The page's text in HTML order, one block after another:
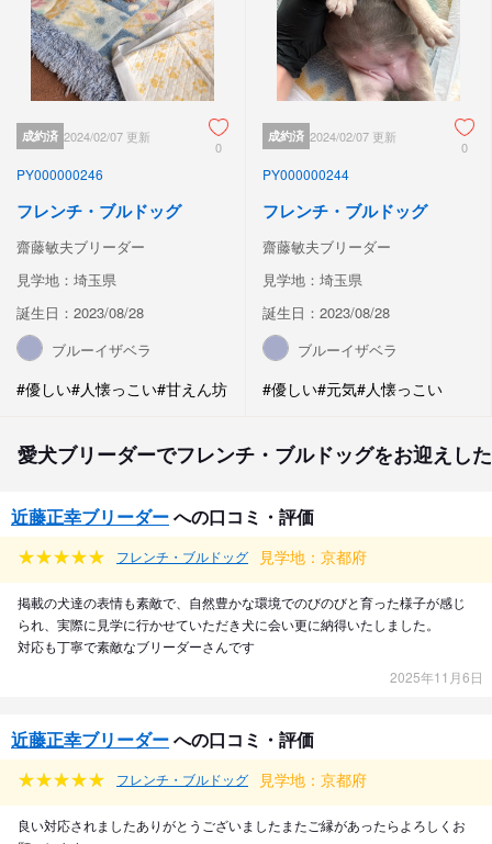
成約済 2024/02/07 更新
0
PY000000246
フレンチ・ブルドッグ
齋藤敏夫ブリーダー
見学地：埼玉県
誕生日：2023/08/28
ブルーイザベラ
#優しい#人懐っこい#甘えん坊
成約済 2024/02/07 更新
0
PY000000244
フレンチ・ブルドッグ
齋藤敏夫ブリーダー
見学地：埼玉県
誕生日：2023/08/28
ブルーイザベラ
#優しい#元気#人懐っこい
愛犬ブリーダーでフレンチ・ブルドッグをお迎えし
近藤正幸ブリーダーへの口コミ・評価
フレンチ・ブルドッグ 見学地：京都府
掲載の犬達の表情も素敵で、自然豊かな環境でのびのびと育った様子が感じ
られ、実際に見学に行かせていただき犬に会い更に納得いたしました。
対応も丁寧で素敵なブリーダーさんです
2025年11月6日
近藤正幸ブリーダーへの口コミ・評価
フレンチ・ブルドッグ 見学地：京都府
良い対応されましたありがとうございましたまたご縁があったらよろしくお